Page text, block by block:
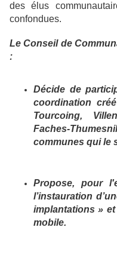
des élus
confondues.
Le Conseil de
:
Décide de
coordination
Tourcoing,
Faches-
communes qui le
Propose, pour
l’instauration
implantations »
mobile.